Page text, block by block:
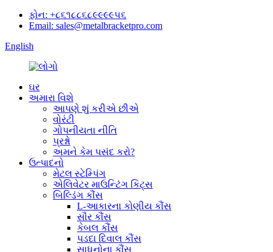
ફોન: +૮૬૧૮૮૬૮૯૯૯૯૫૬
Email: sales@metalbracketpro.com
English
ઘર
અમારા વિશે
આપણે શું કરીએ છીએ
વોરંટી
ગોપનીયતા નીતિ
પ્રશ્નો
અમને કેમ પસંદ કરો?
ઉત્પાદનો
મેટલ સ્ટેમ્પિંગ
એલિવેટર માઉન્ટિંગ કિટ્સ
બિલ્ડિંગ કૌંસ
L-આકારના કોણીય કૌંસ
સૌર કૌંસ
કેબલ કૌંસ
પડદા દિવાલ કૌંસ
સાધનોના કૌંસ